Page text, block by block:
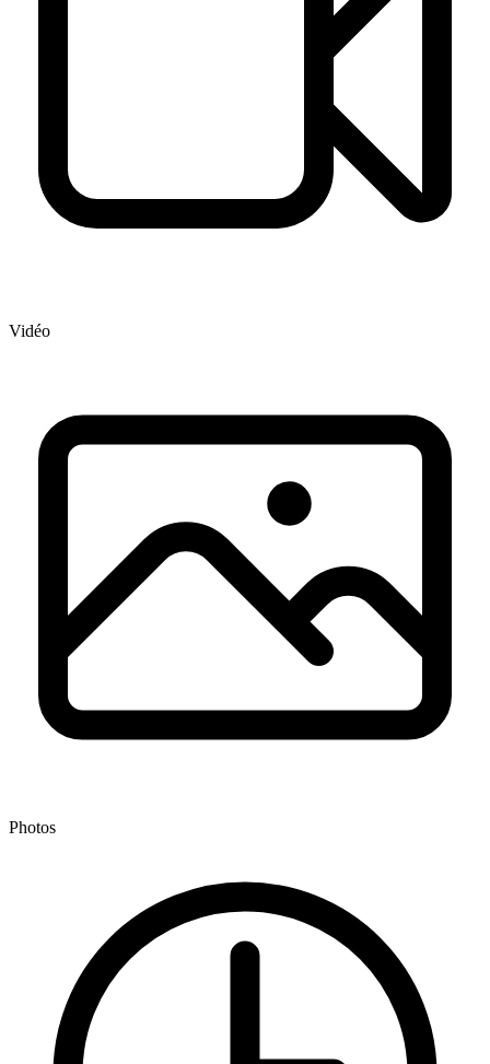
Vidéo
Photos